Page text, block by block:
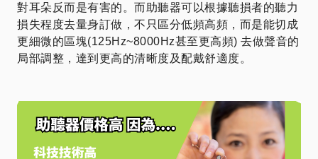
對耳朵反而是有害的。而助聽器可以根據聽損者的聽力
損失程度去量身訂做，不只區分低頻高頻，而是能切成
更細微的區塊(125Hz~8000Hz甚至更高頻) 去做聲音的
局部調整，達到更高的清晰度及配戴舒適度。